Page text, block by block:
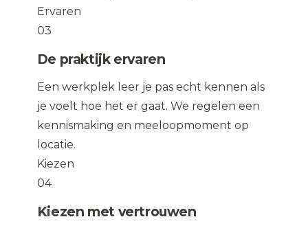
Ervaren
03
De praktijk ervaren
Een werkplek leer je pas echt kennen als
je voelt hoe het er gaat. We regelen een
kennismaking en meeloopmoment op
locatie.
Kiezen
04
Kiezen met vertrouwen